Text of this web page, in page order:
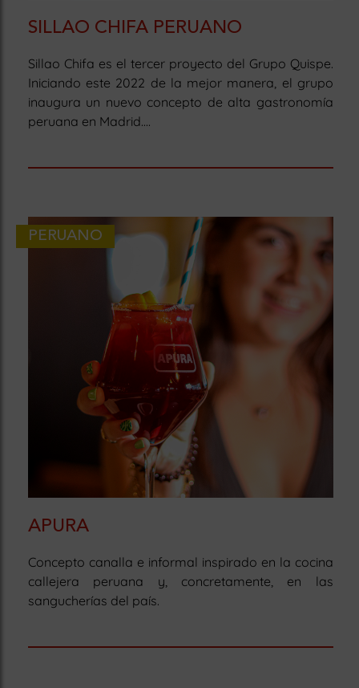
SILLAO CHIFA PERUANO
Sillao Chifa es el tercer proyecto del Grupo Quispe.
Iniciando este 2022 de la mejor manera, el grupo
inaugura un nuevo concepto de alta gastronomía
peruana en Madrid....
PERUANO
APURA
Concepto canalla e informal inspirado en la cocina
callejera peruana y, concretamente, en las
sangucherías del país.